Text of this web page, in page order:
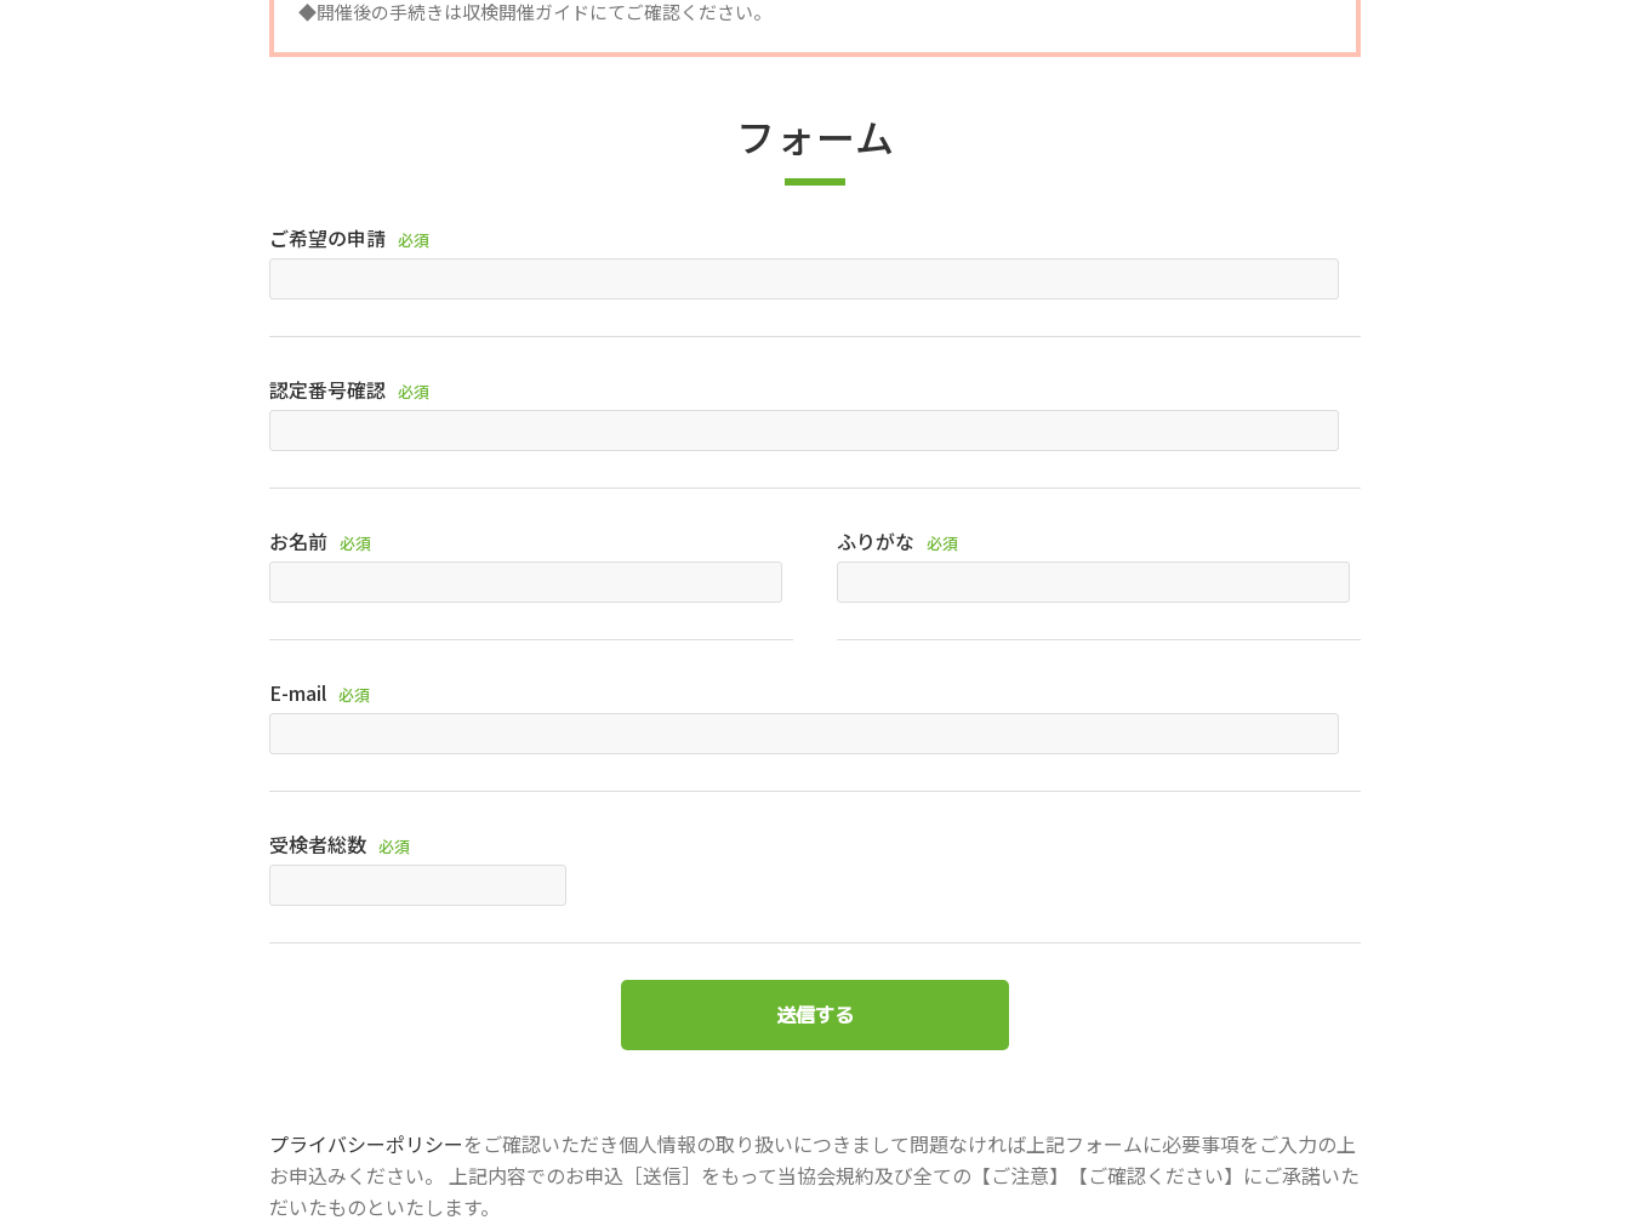
◆開催後の手続きは収検開催ガイドにてご確認ください。
フォーム
ご希望の申請 必須
認定番号確認 必須
お名前 必須 ふりがな 必須
E-mail 必須
受検者総数 必須
プライバシーポリシーをご確認いただき個人情報の取り扱いにつきまして問題なければ上記フォームに必要事項をご入力の上
お申込みください。 上記内容でのお申込［送信］をもって当協会規約及び全ての【ご注意】【ご確認ください】にご承諾いた
だいたものといたします。